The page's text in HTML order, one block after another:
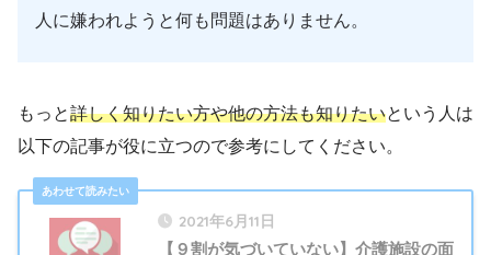
人に嫌われようと何も問題はありません。
もっと詳しく知りたい方や他の方法も知りたいという人は
以下の記事が役に立つので参考にしてください。
2021年6月11日
【９割が気づいていない】介護施設の面